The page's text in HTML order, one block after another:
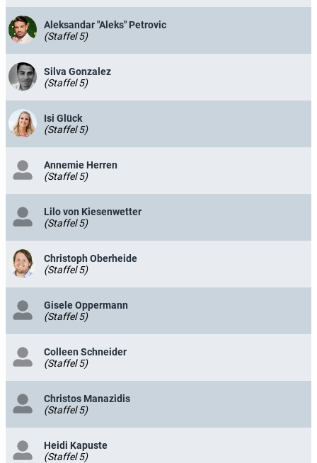
Aleksandar "Aleks" Petrovic
(Staffel 5)
Silva Gonzalez
(Staffel 5)
Isi Glück
(Staffel 5)
Annemie Herren
(Staffel 5)
Lilo von Kiesenwetter
(Staffel 5)
Christoph Oberheide
(Staffel 5)
Gisele Oppermann
(Staffel 5)
Colleen Schneider
(Staffel 5)
Christos Manazidis
(Staffel 5)
Heidi Kapuste
(Staffel 5)